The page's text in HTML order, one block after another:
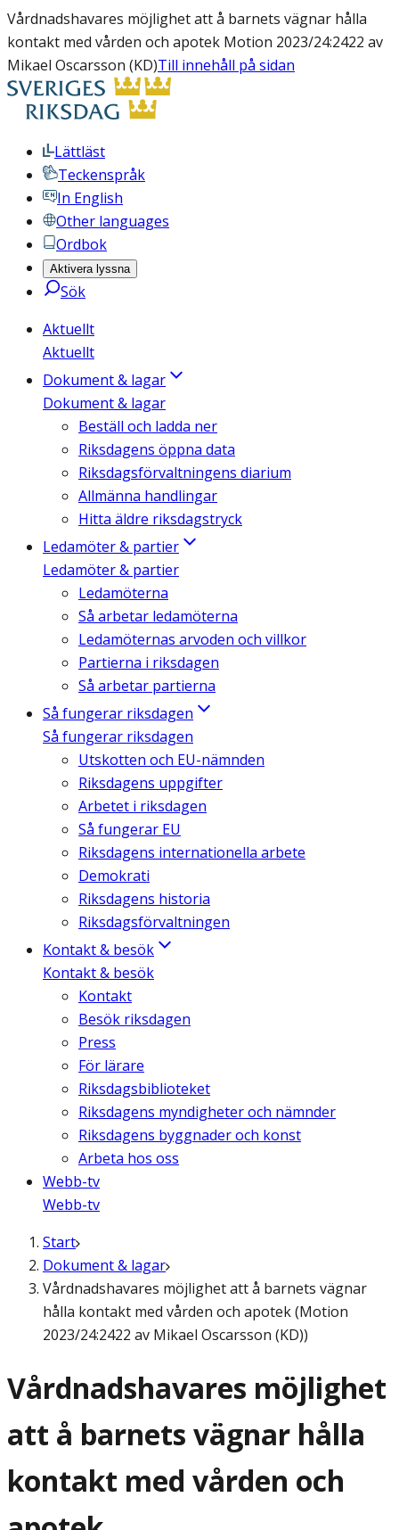
Vårdnadshavares möjlighet att å barnets vägnar hålla
kontakt med vården och apotek Motion 2023/24:2422 av
Mikael Oscarsson (KD)Till innehåll på sidan
Lättläst
Teckenspråk
In English
Other languages
Ordbok
Aktivera lyssna
Sök
Aktuellt
Aktuellt
Dokument & lagar
Dokument & lagar
Beställ och ladda ner
Riksdagens öppna data
Riksdagsförvaltningens diarium
Allmänna handlingar
Hitta äldre riksdagstryck
Ledamöter & partier
Ledamöter & partier
Ledamöterna
Så arbetar ledamöterna
Ledamöternas arvoden och villkor
Partierna i riksdagen
Så arbetar partierna
Så fungerar riksdagen
Så fungerar riksdagen
Utskotten och EU-nämnden
Riksdagens uppgifter
Arbetet i riksdagen
Så fungerar EU
Riksdagens internationella arbete
Demokrati
Riksdagens historia
Riksdagsförvaltningen
Kontakt & besök
Kontakt & besök
Kontakt
Besök riksdagen
Press
För lärare
Riksdagsbiblioteket
Riksdagens myndigheter och nämnder
Riksdagens byggnader och konst
Arbeta hos oss
Webb-tv
Webb-tv
Start
Dokument & lagar
Vårdnadshavares möjlighet att å barnets vägnar
hålla kontakt med vården och apotek (Motion
2023/24:2422 av Mikael Oscarsson (KD))
Vårdnadshavares möjlighet
att å barnets vägnar hålla
kontakt med vården och